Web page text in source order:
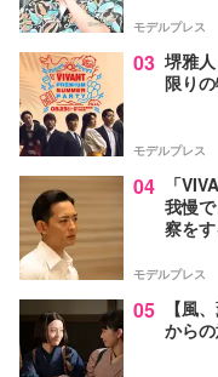
モデルプレス
03 堺雅
限り
モデルプレス
04
「
我慢
察を
モデルプレス
05
【風
から